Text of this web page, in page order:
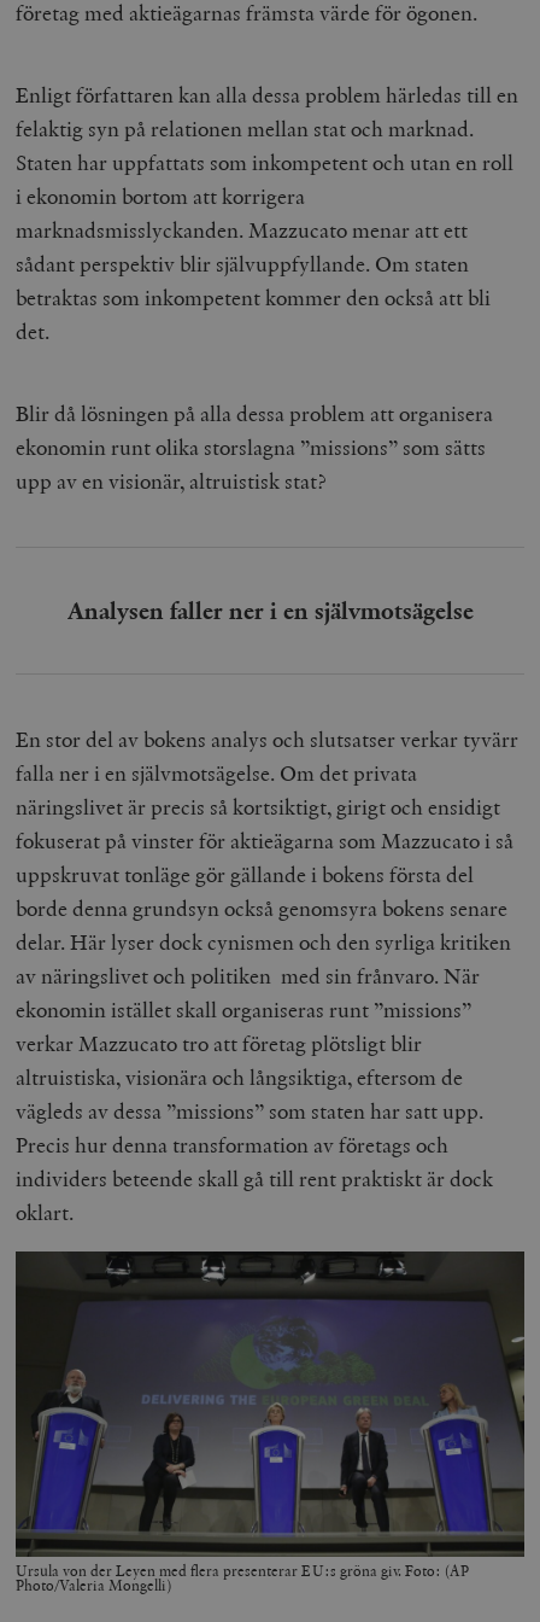
företag med aktieägarnas främsta värde för ögonen.
Enligt författaren kan alla dessa problem härledas till en
felaktig syn på relationen mellan stat och marknad.
Staten har uppfattats som inkompetent och utan en roll
i ekonomin bortom att korrigera
marknadsmisslyckanden. Mazzucato menar att ett
sådant perspektiv blir självuppfyllande. Om staten
betraktas som inkompetent kommer den också att bli
det.
Blir då lösningen på alla dessa problem att organisera
ekonomin runt olika storslagna ”missions” som sätts
upp av en visionär, altruistisk stat?
Analysen faller ner i en självmotsägelse
En stor del av bokens analys och slutsatser verkar tyvärr
falla ner i en självmotsägelse. Om det privata
näringslivet är precis så kortsiktigt, girigt och ensidigt
fokuserat på vinster för aktieägarna som Mazzucato i så
uppskruvat tonläge gör gällande i bokens första del
borde denna grundsyn också genomsyra bokens senare
delar. Här lyser dock cynismen och den syrliga kritiken
av näringslivet och politiken med sin frånvaro. När
ekonomin istället skall organiseras runt ”missions”
verkar Mazzucato tro att företag plötsligt blir
altruistiska, visionära och långsiktiga, eftersom de
vägleds av dessa ”missions” som staten har satt upp.
Precis hur denna transformation av företags och
individers beteende skall gå till rent praktiskt är dock
oklart.
Ursula von der Leyen med flera presenterar EU:s gröna giv. Foto: (AP
Photo/Valeria Mongelli)